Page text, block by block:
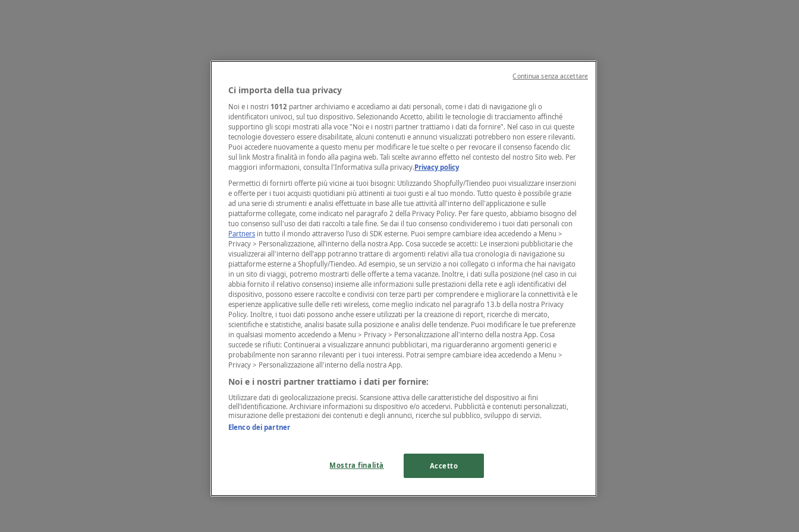
Ci importa della tua privacy
Noi e i nostri 1012 partner archiviamo e accediamo ai dati personali, come i dati di navigazione gli o
identificatori univoci, sul tuo dispositivo. Selezionando Accetto, abiliti le tecnologie di tracciamento affinché
supportino gli scopi mostrati alla voce "Noi e i nostri partner trattiamo i dati da fornire". Nel caso in cui queste
tecnologie dovessero essere disabilitate, alcuni contenuti e annunci visualizzati potrebbero non essere rilevanti.
Puoi accedere nuovamente a questo menu per modificare le tue scelte o per revocare il consenso facendo clic
sul link Mostra finalità in fondo alla pagina web. Tali scelte avranno effetto nel contesto del nostro Sito web. Per
maggiori informazioni, consulta l'Informativa sulla privacy.Privacy policy
Permettici di fornirti offerte più vicine ai tuoi bisogni: Utilizzando Shopfully/Tiendeo puoi visualizzare inserzioni
e offerte per i tuoi acquisti quotidiani più attinenti ai tuoi gusti e al tuo mondo. Tutto questo è possibile grazie
ad una serie di strumenti e analisi effettuate in base alle tue attività all'interno dell'applicazione e sulle
piattaforme collegate, come indicato nel paragrafo 2 della Privacy Policy. Per fare questo, abbiamo bisogno del
tuo consenso sull'uso dei dati raccolti a tale fine. Se dai il tuo consenso condivideremo i tuoi dati personali con
Partners in tutto il mondo attraverso l’uso di SDK esterne. Puoi sempre cambiare idea accedendo a Menu >
Privacy > Personalizzazione, all’interno della nostra App. Cosa succede se accetti: Le inserzioni pubblicitarie che
visualizzerai all'interno dell’app potranno trattare di argomenti relativi alla tua cronologia di navigazione su
piattaforme esterne a Shopfully/Tiendeo. Ad esempio, se un servizio a noi collegato ci informa che hai navigato
in un sito di viaggi, potremo mostrarti delle offerte a tema vacanze. Inoltre, i dati sulla posizione (nel caso in cui
abbia fornito il relativo consenso) insieme alle informazioni sulle prestazioni della rete e agli identificativi del
dispositivo, possono essere raccolte e condivisi con terze parti per comprendere e migliorare la connettività e le
esperienze applicative sulle delle reti wireless, come meglio indicato nel paragrafo 13.b della nostra Privacy
Policy. Inoltre, i tuoi dati possono anche essere utilizzati per la creazione di report, ricerche di mercato,
scientifiche e statistiche, analisi basate sulla posizione e analisi delle tendenze. Puoi modificare le tue preferenze
in qualsiasi momento accedendo a Menu > Privacy > Personalizzazione all'interno della nostra App. Cosa
succede se rifiuti: Continuerai a visualizzare annunci pubblicitari, ma riguarderanno argomenti generici e
probabilmente non saranno rilevanti per i tuoi interessi. Potrai sempre cambiare idea accedendo a Menu >
Privacy > Personalizzazione all'interno della nostra App.
Noi e i nostri partner trattiamo i dati per fornire:
Utilizzare dati di geolocalizzazione precisi. Scansione attiva delle caratteristiche del dispositivo ai fini
dell’identificazione. Archiviare informazioni su dispositivo e/o accedervi. Pubblicità e contenuti personalizzati,
misurazione delle prestazioni dei contenuti e degli annunci, ricerche sul pubblico, sviluppo di servizi.
Elenco dei partner
Mostra finalità Accetto
Continua senza accettare